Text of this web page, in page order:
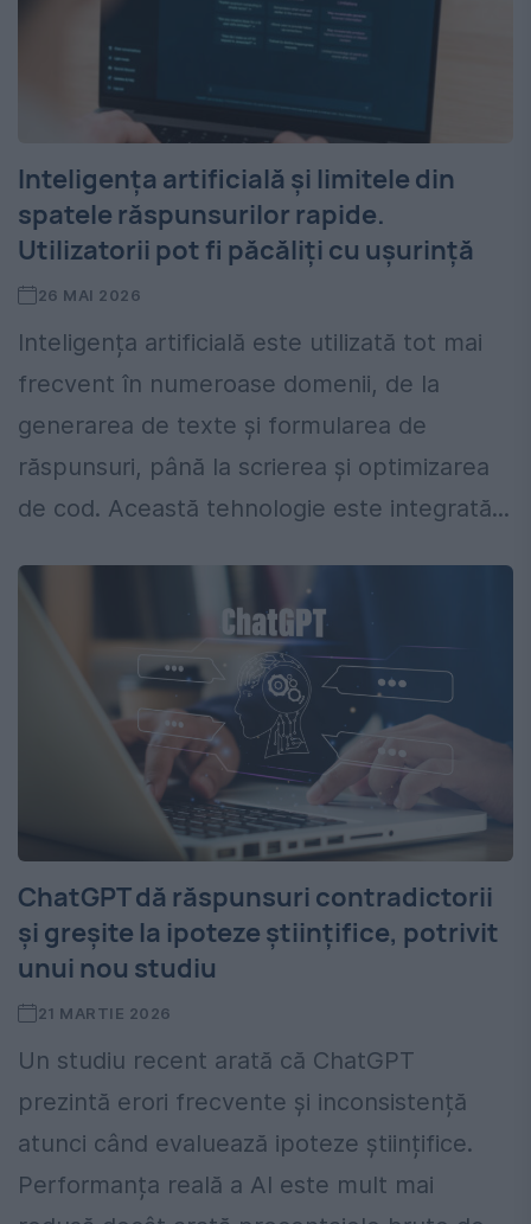
Inteligența artificială și limitele din
spatele răspunsurilor rapide.
Utilizatorii pot fi păcăliți cu ușurință
26 MAI 2026
Inteligența artificială este utilizată tot mai
frecvent în numeroase domenii, de la
generarea de texte și formularea de
răspunsuri, până la scrierea și optimizarea
de cod. Această tehnologie este integrată...
ChatGPT dă răspunsuri contradictorii
și greșite la ipoteze științifice, potrivit
unui nou studiu
21 MARTIE 2026
Un studiu recent arată că ChatGPT
prezintă erori frecvente și inconsistență
atunci când evaluează ipoteze științifice.
Performanța reală a AI este mult mai